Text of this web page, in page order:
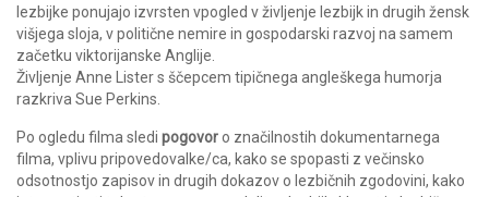
lezbijke ponujajo izvrsten vpogled v življenje lezbijk in drugih žensk
višjega sloja, v politične nemire in gospodarski razvoj na samem
začetku viktorijanske Anglije.
Življenje Anne Lister s ščepcem tipičnega angleškega humorja
razkriva Sue Perkins.
Po ogledu filma sledi pogovoro značilnostih dokumentarnega
filma, vplivu pripovedovalke/ca, kako se spopasti z večinsko
odsotnostjo zapisov in drugih dokazov o lezbičnih zgodovini, kako